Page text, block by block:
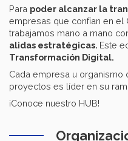
Para poder alcanzar la
empresas que confían en el
trabajamos mano a mano
alidas estratégicas. Este
Transformación Digital.
Cada empresa u organismo
proyectos es líder en su
¡Conoce nuestro HUB!